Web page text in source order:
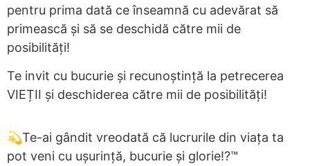
pentru prima dată ce înseamnă cu adevărat să
primească și să se deschidă către mii de
posibilități!
Te invit cu bucurie și recunoștință la petrecerea
VIEȚII și deschiderea către mii de posibilități!
💫Te-ai gândit vreodată că lucrurile din viața ta
pot veni cu ușurință, bucurie și glorie!?™